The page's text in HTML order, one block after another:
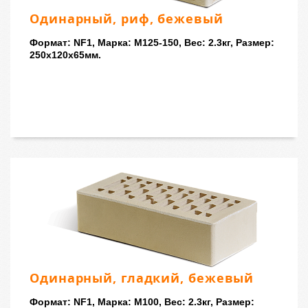
Одинарный, риф, бежевый
Формат: NF1, Марка: M125-150, Вес: 2.3кг, Размер:
250x120x65мм.
Одинарный, гладкий, бежевый
Формат: NF1, Марка: M100, Вес: 2.3кг, Размер: